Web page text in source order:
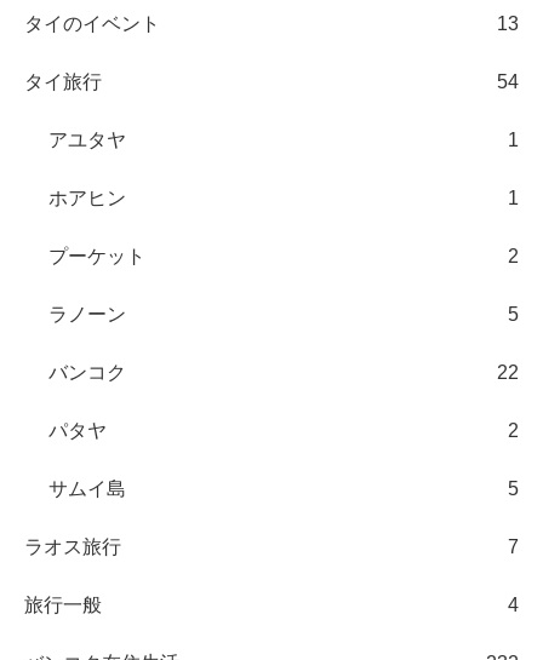
タイのイベント 13
タイ旅行 54
アユタヤ 1
ホアヒン 1
プーケット 2
ラノーン 5
バンコク 22
パタヤ 2
サムイ島 5
ラオス旅行 7
旅行一般 4